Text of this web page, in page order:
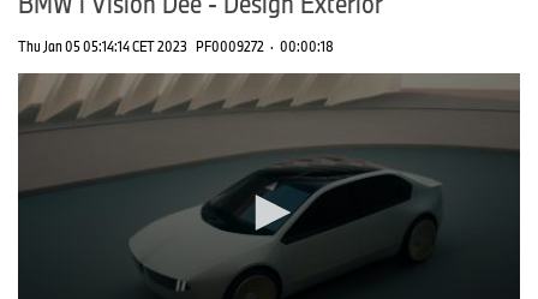
Thu Jan 05 05:14:14 CET 2023 PF0009272 · 00:00:18